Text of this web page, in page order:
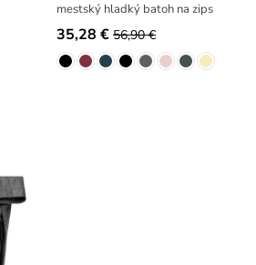
mestský hladký batoh na zips
35,28 € 56,90 €